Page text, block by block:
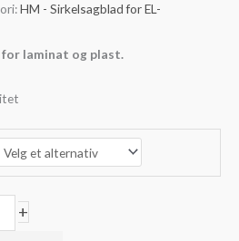
HM - Sirkelsagblad for EL-
laminat og plast.
+